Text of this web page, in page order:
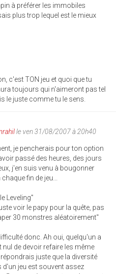
à préférer les immobiles
plus trop lequel est le mieux
c'est TON jeu et quoi que tu
toujours qui n'aimeront pas tel
le juste comme tu le sens.
le ven 31/08/2007 à 20h40
je pencherais pour ton option
passé des heures, des jours
j'en suis venu à bougonner
fin de jeu...
Leveling"
voir le papy pour la quête, pas
30 monstres aléatoirement"
donc. Ah oui, quelqu'un a
nul de devoir refaire les même
juste que la diversité
d'un jeu est souvent assez